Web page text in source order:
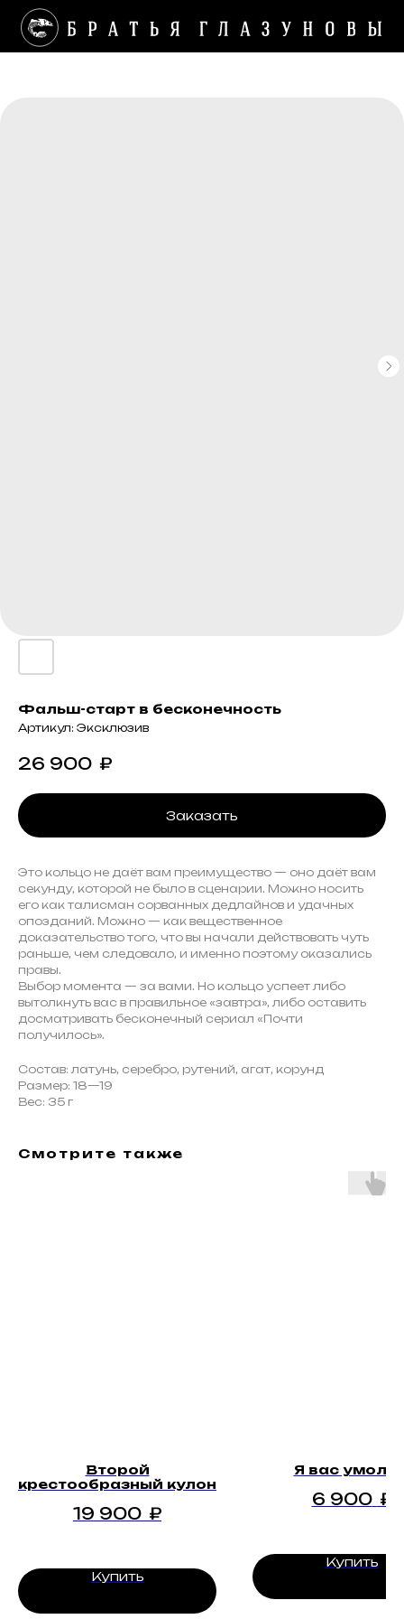
Фальш-старт в бесконечность
Артикул: Эксклюзив
26 900 ₽
Заказать
Это кольцо не даёт вам преимущество — оно даёт вам
секунду, которой не было в сценарии. Можно носить
его как талисман сорванных дедлайнов и удачных
опозданий. Можно — как вещественное
доказательство того, что вы начали действовать чуть
раньше, чем следовало, и именно поэтому оказались
правы.
Выбор момента — за вами. Но кольцо успеет либо
вытолкнуть вас в правильное «завтра», либо оставить
досматривать бесконечный сериал «Почти
получилось».
Состав: латунь, серебро, рутений, агат, корунд
Размер: 18—19
Вес: 35 г
Смотрите также
Второй
крестообразный кулон
19 900 ₽
Купить
Я вас
6 900 ₽
Купить